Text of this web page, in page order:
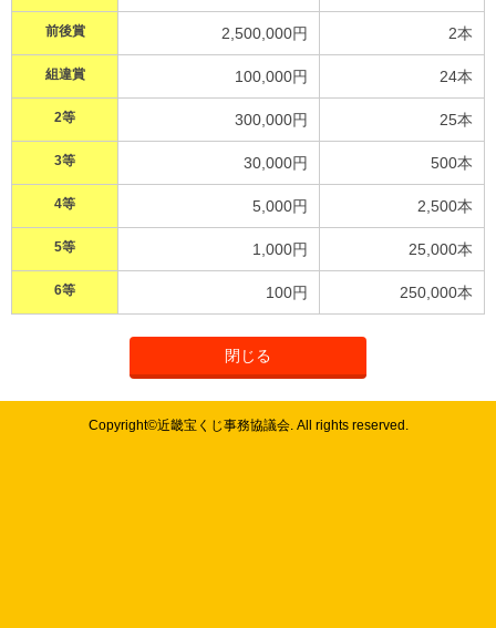
前後賞 2,500,000円 2本
組違賞 100,000円 24本
2等 300,000円 25本
3等 30,000円 500本
4等 5,000円 2,500本
5等 1,000円 25,000本
6等 100円 250,000本
閉じる
Copyright©近畿宝くじ事務協議会. All rights reserved.